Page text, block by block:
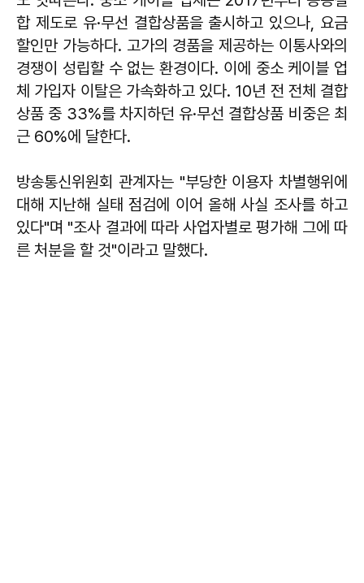
합 제도로 유·무선 결합상품을 출시하고 있으나, 요금
할인만 가능하다. 고가의 경품을 제공하는 이통사와의
경쟁이 성립할 수 없는 환경이다. 이에 중소 케이블 업
체 가입자 이탈은 가속화하고 있다. 10년 전 전체 결합
상품 중 33%를 차지하던 유·무선 결합상품 비중은 최
근 60%에 달한다.
방송통신위원회 관계자는 "부당한 이용자 차별행위에
대해 지난해 실태 점검에 이어 올해 사실 조사를 하고
있다"며 "조사 결과에 따라 사업자별로 평가해 그에 따
른 처분을 할 것"이라고 말했다.